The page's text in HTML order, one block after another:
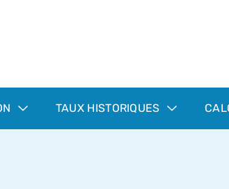
TAUX HISTORIQUES